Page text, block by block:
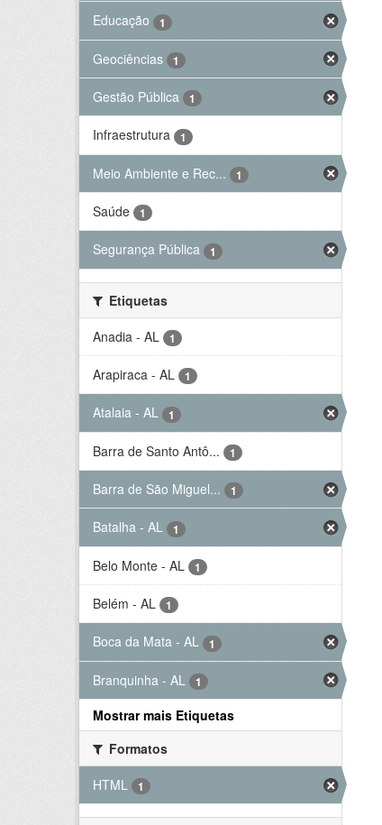
Educação 1
Geociências 1
Gestão Pública 1
Infraestrutura 1
Meio Ambiente e Rec... 1
Saúde 1
Segurança Pública 1
Etiquetas
Anadia - AL
1
Arapiraca - AL 1
Atalaia - AL 1
Barra de Santo Antô... 1
Barra de São Miguel... 1
Batalha - AL 1
Belo Monte - AL 1
Belém - AL 1
Boca da Mata - AL 1
Branquinha - AL 1
Mostrar mais Etiquetas
Formatos
HTML
1